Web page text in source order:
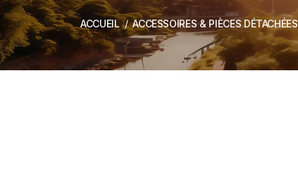
ACCUEIL ACCESSOIRES & PIÈCES DÉTACHÉES